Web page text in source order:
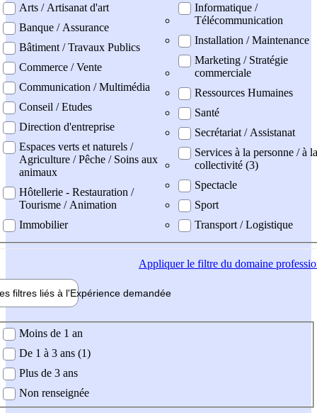
Arts / Artisanat d'art
Banque / Assurance
Bâtiment / Travaux Publics
Commerce / Vente
Communication / Multimédia
Conseil / Etudes
Direction d'entreprise
Espaces verts et naturels /
Agriculture / Pêche / Soins aux
animaux
Hôtellerie - Restauration /
Tourisme / Animation
Immobilier
Informatique /
Télécommunication
Installation / Maintenance
Marketing / Stratégie
commerciale
Ressources Humaines
Santé
Secrétariat / Assistanat
Services à la personne / à la
collectivité (3)
Spectacle
Sport
Transport / Logistique
Appliquerle filtre du domaine
filtres liés à l'Expérience demandée
demandée
Moins de 1 an
De 1 à 3 ans (1)
Plus de 3 ans
Non renseignée